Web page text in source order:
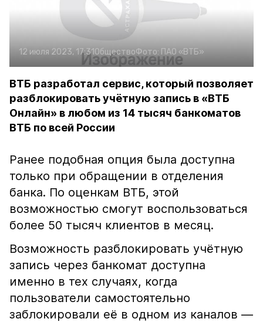
12 июля 2023, 17:31ОбществоФото: ПАО «ВТБ»
ВТБ разработал сервис, который позволяет
разблокировать учётную запись в «ВТБ
Онлайн» в любом из 14 тысяч банкоматов
ВТБ по всей России
Ранее подобная опция была доступна
только при обращении в отделения
банка. По оценкам ВТБ, этой
возможностью смогут воспользоваться
более 50 тысяч клиентов в месяц.
Возможность разблокировать учётную
запись через банкомат доступна
именно в тех случаях, когда
пользователи самостоятельно
заблокировали её в одном из каналов —